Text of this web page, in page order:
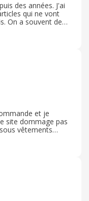
des années. J'ai
qui ne vont
On a souvent des
30 jours. On y
tailles, même
pas au
sur les sites de
et je
site dommage pas
vêtements
de cette
agréable à
ces soutient
sous vêtements